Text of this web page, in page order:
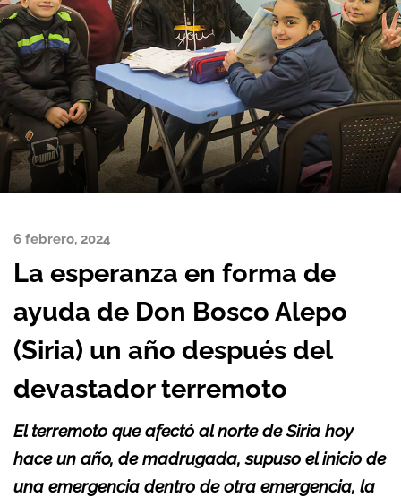
6 febrero, 2024
La esperanza en forma de
ayuda de Don Bosco Alepo
(Siria) un año después del
devastador terremoto
El terremoto que afectó al norte de Siria hoy
hace un año, de madrugada, supuso el inicio de
una emergencia dentro de otra emergencia, la